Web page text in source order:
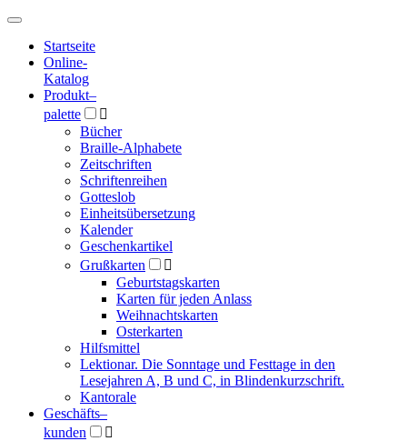
Hauptmenü
Hauptmenü
Startseite
Online-
Katalog
Produkt–
palette

Bücher
Braille-Alphabete
Zeitschriften
Schriftenreihen
Gotteslob
Einheitsübersetzung
Kalender
Geschenkartikel
Grußkarten

Geburtstagskarten
Karten für jeden Anlass
Weihnachtskarten
Osterkarten
Hilfsmittel
Lektionar. Die Sonntage und Festtage in den
Lesejahren A, B und C, in Blindenkurzschrift.
Kantorale
Geschäfts­–
kunden
